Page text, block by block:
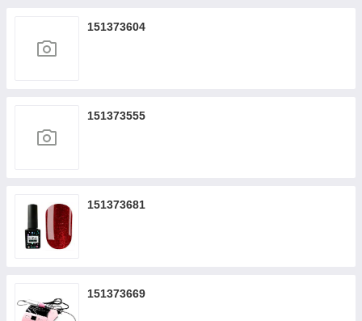
151373604
151373555
151373681
151373669